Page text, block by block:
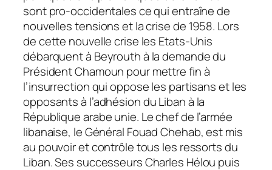
sont pro-occidentales ce qui entraîne de
nouvelles tensions et la crise de 1958. Lors
de cette nouvelle crise les Etats-Unis
débarquent à Beyrouth à la demande du
Président Chamoun pour mettre fin à
l’insurrection qui oppose les partisans et les
opposants à l’adhésion du Liban à la
République arabe unie. Le chef de l’armée
libanaise, le Général Fouad Chehab, est mis
au pouvoir et contrôle tous les ressorts du
Liban. Ses successeurs Charles Hélou puis